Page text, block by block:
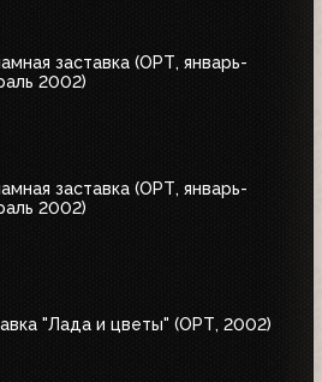
заставка (ОРТ, январь-
2002)
заставка (ОРТ, январь-
2002)
"Лада и цветы" (ОРТ, 2002)